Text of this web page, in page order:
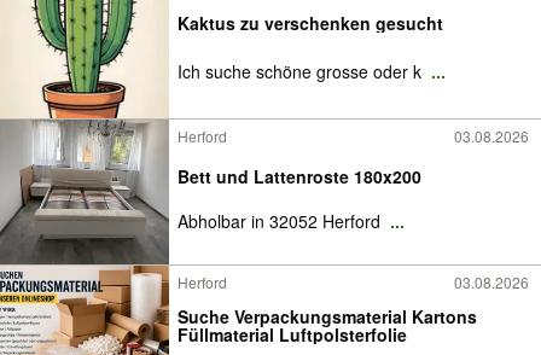
Kaktus zu verschenken gesucht
Ich suche schöne grosse oder k ...
Herford 03.08.2026
Bett und Lattenroste 180x200
Abholbar in 32052 Herford ...
Herford 03.08.2026
Suche Verpackungsmaterial Kartons
Füllmaterial Luftpolsterfolie